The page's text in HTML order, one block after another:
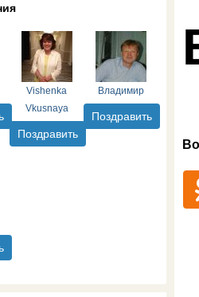
Vishenka
Vkusnaya
Поздравить
Владимир
Поздравить